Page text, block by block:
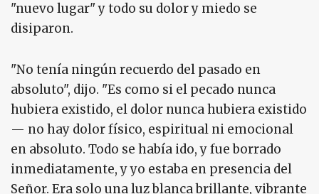
"nuevo lugar" y todo su dolor y miedo se
disiparon.
"No tenía ningún recuerdo del pasado en
absoluto", dijo. "Es como si el pecado nunca
hubiera existido, el dolor nunca hubiera existido
— no hay dolor físico, espiritual ni emocional
en absoluto. Todo se había ido, y fue borrado
inmediatamente, y yo estaba en presencia del
Señor. Era solo una luz blanca brillante, vibrante